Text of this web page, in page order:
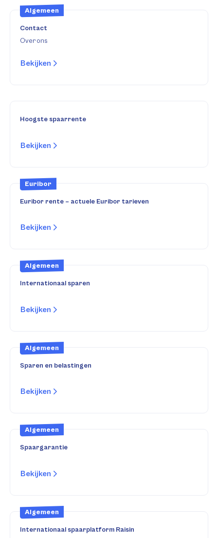
Algemeen
Contact
Over ons
Bekijken
Hoogste spaarrente
Bekijken
Euribor
Euribor rente – actuele Euribor tarieven
Bekijken
Algemeen
Internationaal sparen
Bekijken
Algemeen
Sparen en belastingen
Bekijken
Algemeen
Spaargarantie
Bekijken
Algemeen
Internationaal spaarplatform Raisin